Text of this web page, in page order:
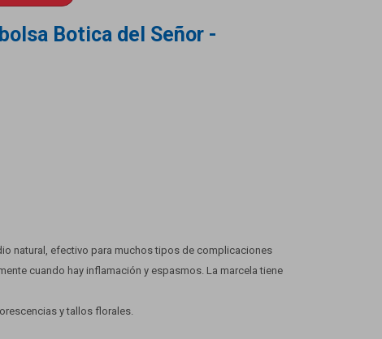
Botica del Señor -
natural, efectivo para muchos tipos de complicaciones
cuando hay inflamación y espasmos. La marcela tiene
y tallos florales.